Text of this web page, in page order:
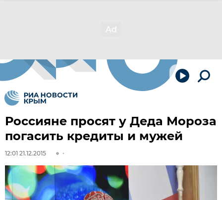
Россияне просят у Деда Мороза
погасить кредиты и мужей
12:01 21.12.2015